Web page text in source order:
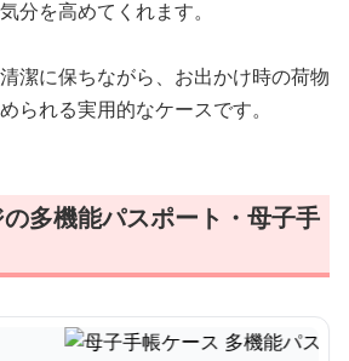
分を高めてくれます。
潔に保ちながら、お出かけ時の荷物
られる実用的なケースです。
多機能パスポート・母子手